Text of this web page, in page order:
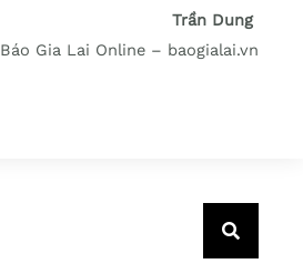
Trần Dung
Báo Gia Lai Online – baogialai.vn